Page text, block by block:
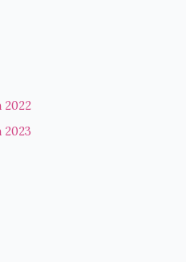
2022